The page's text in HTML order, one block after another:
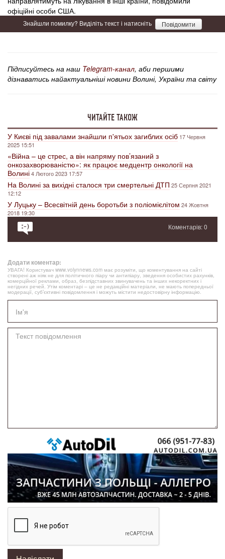
офіційні особи США.
Знайшли помилку? Виділіть текст і натисніть Повідомити
Підписуйтесь на наш Telegram-канал, аби першими
дізнаватись найактуальніші новини Волині, України та світу
ЧИТАЙТЕ ТАКОЖ
У Києві під завалами знайшли п'ятьох загиблих осіб 17 Червня
2025 15:51
«Війна – це стрес, а він напряму пов’язаний з
онкозахворюваністю»: як працює медцентр онкології на
Волині4 Лютого 2023 17:57
На Волині за вихідні сталося три смертельні ДТП 25 Серпня 2021
12:12
У Луцьку – Всесвітній день боротьби з поліомієлітом 24 Жовтня
2018 19:30
Коментарів: 0
Додати коментар:
УВАГА! Користувач www.volynnews.com має розуміти, що коментування на сайті
створені аж ніяк не для політичного піару чи антипіару, зведення особистих рахунків,
комерційної реклами, образ, безпідставних звинувачень та інших некоректних і
негідних речей. Утім коментарі – це не редакційні матеріали, не мають попередньої
модерації, суб’єктивні повідомлення і можуть містити недостовірну інформацію.